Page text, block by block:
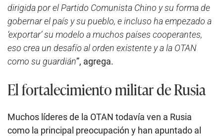
dirigida por el Partido Comunista Chino y su forma de
gobernar el país y su pueblo, e incluso ha empezado a
‘exportar’ su modelo a muchos países cooperantes,
eso crea un desafío al orden existente y a la OTAN
como su guardián”, agrega.
El fortalecimiento militar de Rusia
Muchos líderes de la OTAN todavía ven a Rusia
como la principal preocupación y han apuntado al